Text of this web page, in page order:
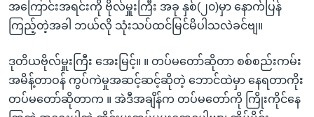
အကြောင်းအရင်းကို ဗိုလ်မှူးကြီး အခု နှစ်(၂၀)မှာ နောက်ပြန်
ကြည့်တဲ့အခါ ဘယ်လို သုံးသပ်ထင်မြင်မိပါသလဲခင်ဗျ။
ဒုတိယဗိုလ်မှူးကြီး အေးမြင့်။ ။ တပ်မတော်ဆိုတာ စစ်စည်းကမ်း
အမိန့်တာဝန် ကွပ်ကဲမှုအဆင့်ဆင့်ဆိုတဲ့ ဘောင်ထဲမှာ နေရတာကိုး
တပ်မတော်ဆိုတာက ။ အဲဒီအချိန်က တပ်မတော်ကို ကြိုးကိုင်နေ